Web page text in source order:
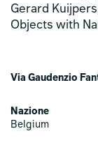
Gerard
Objects with
Via Gaudenzio
Nazione
Belgium